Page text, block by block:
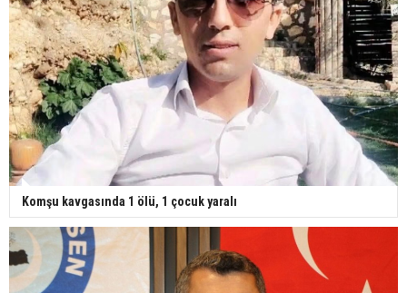
Komşu kavgasında 1 ölü, 1 çocuk yaralı